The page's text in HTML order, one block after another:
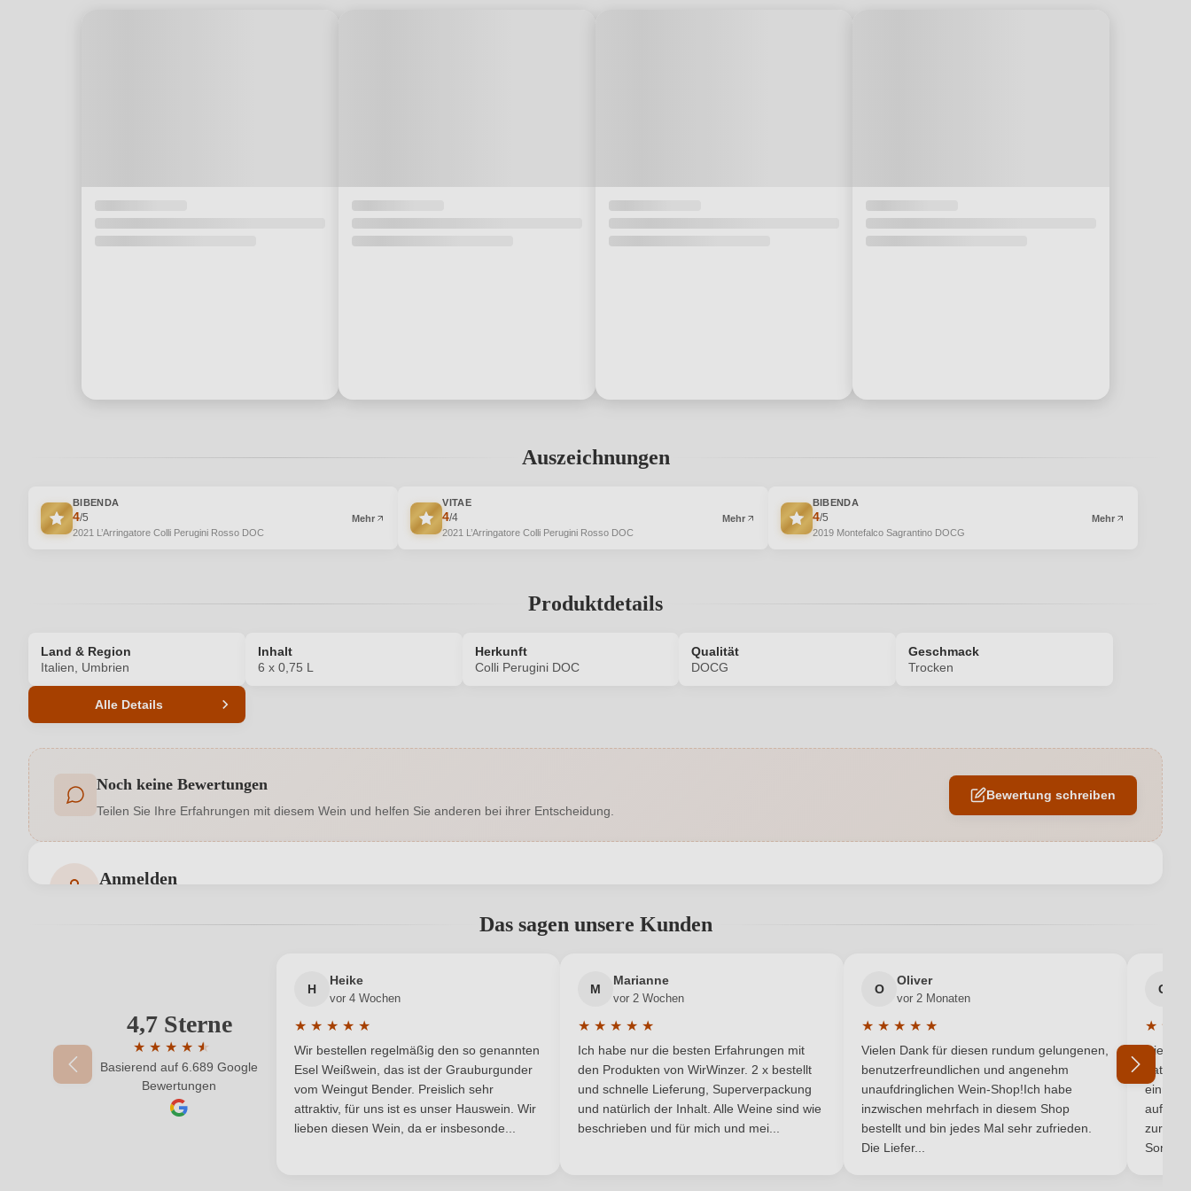
Auszeichnungen
BIBENDA
4/5
2021 L’Arringatore Colli Perugini Rosso DOC
Mehr
VITAE
4/4
2021 L’Arringatore Colli Perugini Rosso DOC
Mehr
BIBENDA
4/5
2019 Montefalco Sagrantino DOCG
Mehr
Produktdetails
Land & Region
Italien, Umbrien
Inhalt
6 x 0,75 L
Herkunft
Colli Perugini DOC
Qualität
DOCG
Geschmack
Trocken
Alle Details
Ausbau Bibenda, Vitae
Geographische Angabe Trocken
Rebsorte Cuvée (Rot), Sagrantino
Traubenfarbe Rot
Weinart Rotwein
2x 2021 L’Arringatore Colli Perugini Rosso DOC
Noch keine Bewertungen
Teilen Sie Ihre Erfahrungen mit diesem Wein und helfen Sie anderen bei ihrer Entscheidung.
Bewertung schreiben
Anmelden
Ihre E-Mail-Adresse
Ihr Passwort
Ich habe mein Passwort vergessen
Das sagen unsere Kunden
4,7 Sterne
★ ★ ★ ★ ★
★
Durchschnittliche Bewertung von 4.7 von 5 Sternen
Basierend auf 6.689 Google
Bewertungen
H
Heike
vor 4 Wochen
★ ★ ★ ★ ★
Durchschnittliche Bewertung von 5 von 5 Sternen
Wir bestellen regelmäßig den so genannten
Esel Weißwein, das ist der Grauburgunder
vom Weingut Bender. Preislich sehr
attraktiv, für uns ist es unser Hauswein. Wir
lieben diesen Wein, da er insbesonde...
M
Marianne
vor 2 Wochen
★ ★ ★ ★ ★
Durchschnittliche Bewertung von 5 von 5 Sternen
Ich habe nur die besten Erfahrungen mit
den Produkten von WirWinzer. 2 x bestellt
und schnelle Lieferung, Superverpackung
und natürlich der Inhalt. Alle Weine sind wie
beschrieben und für mich und mei...
O
Oliver
vor 2 Monaten
★ ★ ★ ★ ★
Durchschnittliche Bewertung von 5 von 5 Sternen
Vielen Dank für diesen rundum gelungenen,
benutzerfreundlichen und angenehm
unaufdringlichen Wein-Shop!Ich habe
inzwischen mehrfach in diesem Shop
bestellt und bin jedes Mal sehr zufrieden.
Die Liefer...
G
★ ★
Die
hat
einmal
auf
zurück
Son...